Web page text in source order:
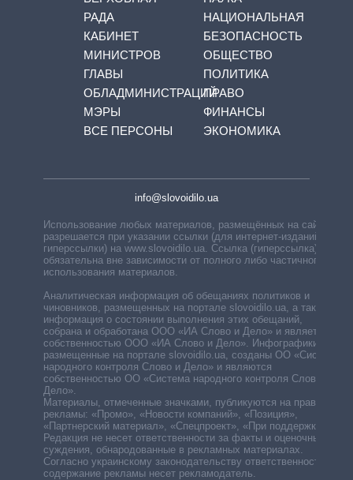
РАДА
КАБИНЕТ
МИНИСТРОВ
ГЛАВЫ
ОБЛАДМИНИСТРАЦИЙ
МЭРЫ
ВСЕ ПЕРСОНЫ
НАЦИОНАЛЬНАЯ
БЕЗОПАСНОСТЬ
ОБЩЕСТВО
ПОЛИТИКА
ПРАВО
ФИНАНСЫ
ЭКОНОМИКА
info@slovoidilo.ua
Использование любых материалов, размещённых на сайте,
разрешается при указании ссылки (для интернет-изданий —
гиперссылки) на www.slovoidilo.ua. Ссылка (гиперссылка)
обязательна вне зависимости от полного либо частичного
использования материалов.
Аналитическая информация об обещаниях политиков и
чиновников, размещенных на портале slovoidilo.ua, а также
информация о состоянии выполнения этих обещаний,
собрана и обработана ООО «ИА Слово и Дело» и является
собственностью ООО «ИА Слово и Дело». Инфографики,
размещенные на портале slovoidilo.ua, созданы ОО «Система
народного контроля Слово и Дело» и являются
собственностью ОО «Система народного контроля Слово и
Дело».
Материалы, отмеченные значками, публикуются на правах
рекламы: «Промо», «Новости компаний», «Позиция»,
«Партнерский материал», «Спецпроект», «При поддержке».
Редакция не несет ответственности за факты и оценочные
суждения, обнародованные в рекламных материалах.
Согласно украинскому законодательству ответственность за
содержание рекламы несет рекламодатель.